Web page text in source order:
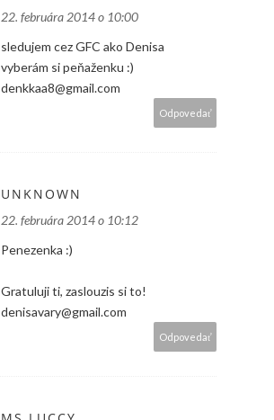
22. februára 2014 o 10:00
sledujem cez GFC ako Denisa
vyberám si peňaženku :)
denkkaa8@gmail.com
Odpovedať
UNKNOWN
22. februára 2014 o 10:12
Penezenka :)
Gratuluji ti, zaslouzis si to!
denisavary@gmail.com
Odpovedať